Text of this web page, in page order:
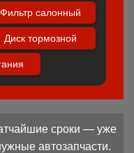
Фильтр салонный
Диск тормозной
сроки — уже
автозапчасти.